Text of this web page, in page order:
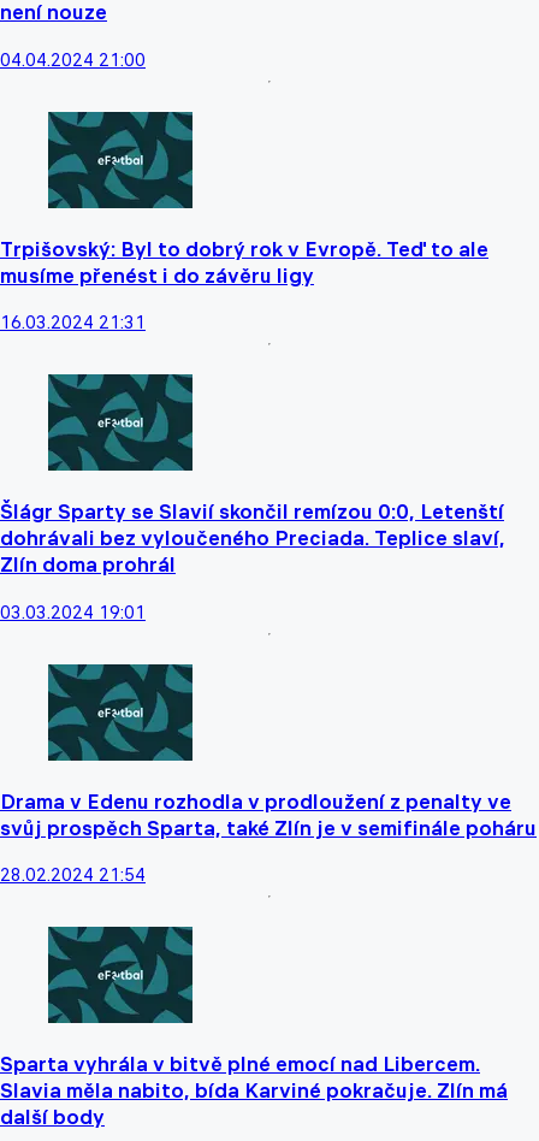
není nouze
04.04.2024 21:00
Trpišovský: Byl to dobrý rok v Evropě. Teď to ale
musíme přenést i do závěru ligy
16.03.2024 21:31
Šlágr Sparty se Slavií skončil remízou 0:0, Letenští
dohrávali bez vyloučeného Preciada. Teplice slaví,
Zlín doma prohrál
03.03.2024 19:01
Drama v Edenu rozhodla v prodloužení z penalty ve
svůj prospěch Sparta, také Zlín je v semifinále poháru
28.02.2024 21:54
Sparta vyhrála v bitvě plné emocí nad Libercem.
Slavia měla nabito, bída Karviné pokračuje. Zlín má
další body